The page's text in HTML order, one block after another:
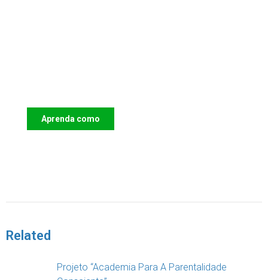
Aprenda como
Related
Projeto “Academia Para A Parentalidade